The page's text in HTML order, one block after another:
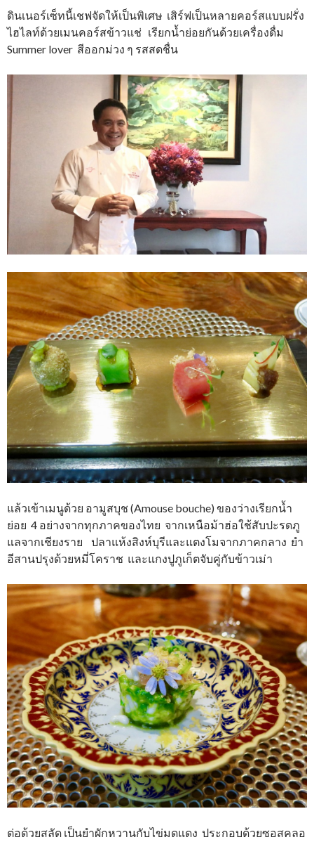
ดินเนอร์เซ็ทนี้เชฟจัดให้เป็นพิเศษ เสิร์ฟเป็นหลายคอร์สแบบฝรั่ง
ไฮไลท์ด้วยเมนคอร์สข้าวแช่ เรียกน้ำย่อยกันด้วยเครื่องดื่ม
Summer lover สีออกม่วง ๆ รสสดชื่น
แล้วเข้าเมนูด้วย อามูสบุช (Amouse bouche) ของว่างเรียกน้ำ
ย่อย 4 อย่างจากทุกภาคของไทย จากเหนือม้าฮ่อใช้สับปะรดภู
แลจากเชียงราย ปลาแห้งสิงห์บุรีและแตงโมจากภาคกลาง ยำ
อีสานปรุงด้วยหมี่โคราช และแกงปูภูเก็ตจับคู่กับข้าวเม่า
ต่อด้วยสลัด เป็นยำผักหวานกับไข่มดแดง ประกอบด้วยซอสคลอ